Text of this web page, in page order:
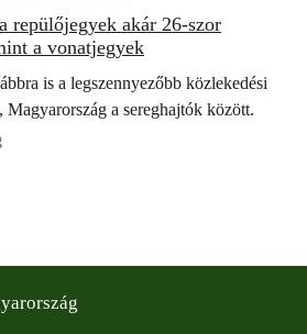
repülőjegyek akár 26-szor
a vonatjegyek
is a legszennyezőbb közlekedési
a sereghajtók között.